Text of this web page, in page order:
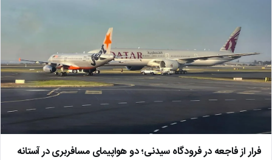
فرار از فاجعه در فرودگاه سیدنی؛ دو هواپیمای مسافربری در آستانه